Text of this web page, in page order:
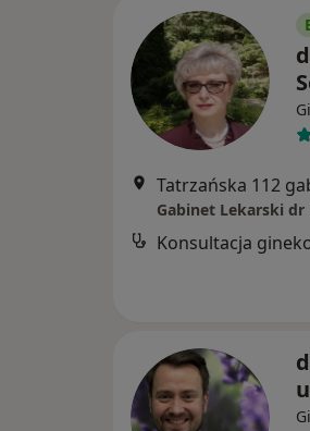
Tatrzańska 112
Gabinet Lekarski dr
Konsultacja